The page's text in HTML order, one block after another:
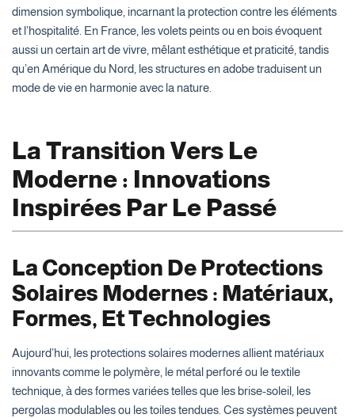
dimension symbolique, incarnant la protection contre les éléments
et l’hospitalité. En France, les volets peints ou en bois évoquent
aussi un certain art de vivre, mêlant esthétique et praticité, tandis
qu’en Amérique du Nord, les structures en adobe traduisent un
mode de vie en harmonie avec la nature.
La Transition Vers Le
Moderne : Innovations
Inspirées Par Le Passé
La Conception De Protections
Solaires Modernes : Matériaux,
Formes, Et Technologies
Aujourd’hui, les protections solaires modernes allient matériaux
innovants comme le polymère, le métal perforé ou le textile
technique, à des formes variées telles que les brise-soleil, les
pergolas modulables ou les toiles tendues. Ces systèmes peuvent